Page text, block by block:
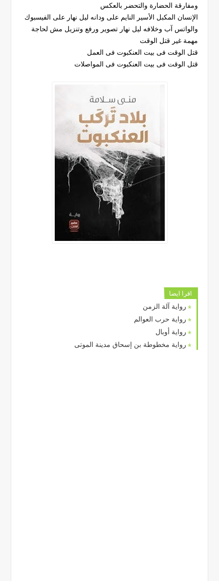
ومفارقة الحضارة والتحضر بالعكس
الإنسان المكبل الأسير النايم على ودانه ليل نهار على الفيسبوك
والواتس آب وخلافه ليل نهار تصوير ورفع وتنزيل مش لحاجة
مهمة غير قتل الوقت
قتل الوقت فى بيت العنكبوت فى العمل
قتل الوقت فى بيت العنكبوت فى المواصلات
اقرا ايضا
رواية آلة الزمن
رواية حرب العوالم
رواية أوبال
رواية مخطوطة بن إسحاق مدينة الموتى